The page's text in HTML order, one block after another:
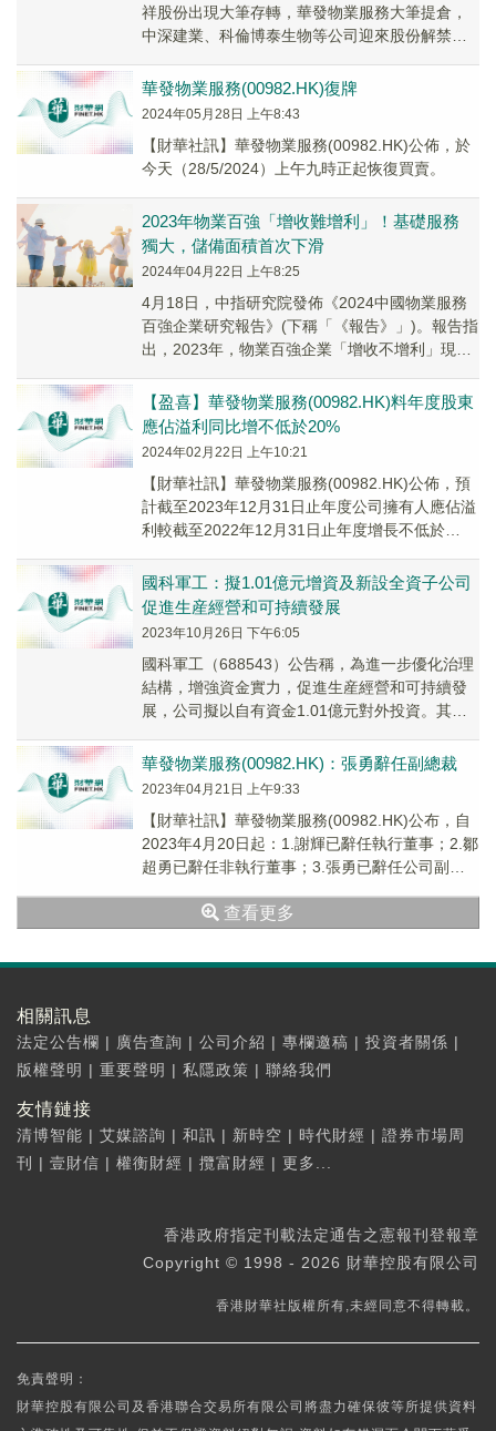
祥股份出現大筆存轉，華發物業服務大筆提倉，
中深建業、科倫博泰生物等公司迎來股份解禁，
顯。
華發物業服務(00982.HK)復牌
2024年05月28日 上午8:43
【財華社訊】華發物業服務(00982.HK)公佈，於
今天（28/5/2024）上午九時正起恢復買賣。
2023年物業百強「增收難增利」！基礎服務
獨大，儲備面積首次下滑
2024年04月22日 上午8:25
4月18日，中指研究院發佈《2024中國物業服務
百強企業研究報告》(下稱「《報告》」)。報告指
出，2023年，物業百強企業「增收不增利」現象
窄。
【盈喜】華發物業服務(00982.HK)料年度股東
應佔溢利同比增不低於20%
2024年02月22日 上午10:21
【財華社訊】華發物業服務(00982.HK)公佈，預
計截至2023年12月31日止年度公司擁有人應佔溢
利較截至2022年12月31日止年度增長不低於
國科軍工：擬1.01億元增資及新設全資子公司
促進生産經營和可持續發展
2023年10月26日 下午6:05
國科軍工（688543）公告稱，為進一步優化治理
結構，增強資金實力，促進生産經營和可持續發
展，公司擬以自有資金1.01億元對外投資。其
注...
華發物業服務(00982.HK)：張勇辭任副總裁
2023年04月21日 上午9:33
【財華社訊】華發物業服務(00982.HK)公布，自
2023年4月20日起：1.謝輝已辭任執行董事；2.鄒
超勇已辭任非執行董事；3.張勇已辭任公司副總
查看更多
相關訊息
法定公告欄 | 廣告查詢 | 公司介紹 | 專欄邀稿 | 投資者關係 |
版權聲明 | 重要聲明 | 私隱政策 | 聯絡我們
友情鏈接
清博智能 | 艾媒諮詢 | 和訊 | 新時空 | 時代財經 | 證券市場周
刊
| 壹財信 | 權衡財經 | 攬富財經 | 更多...
香港政府指定刊載法定通告之憲報刊登報章
Copyright © 1998 - 2026 財華控股有限公司
香港財華社版權所有,未經同意不得轉載。
免責聲明：
財華控股有限公司及香港聯合交易所有限公司將盡力確保彼等所提供資料